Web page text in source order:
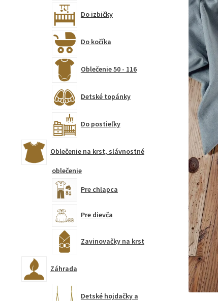
Do izbičky
Do kočíka
Oblečenie 50 - 116
Detské topánky
Do postieľky
Oblečenie na krst, slávnostné
oblečenie
Pre chlapca
Pre dievča
Zavinovačky na krst
Záhrada
Detské hojdačky a